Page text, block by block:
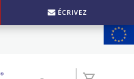
ÉCRIVEZ